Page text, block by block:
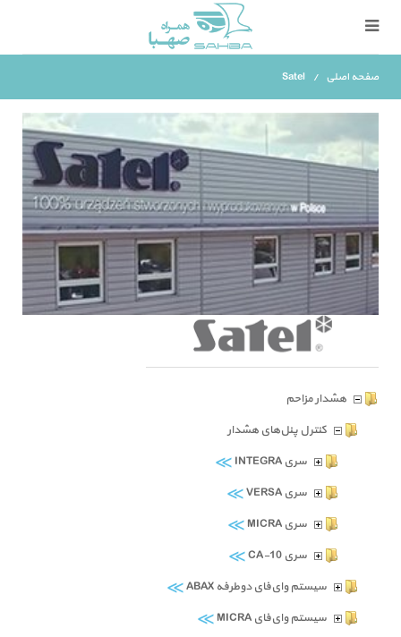
صفحه اصلی Satel
هشدار مزاحم
کنترل پنل‌های هشدار
سری INTEGRA
≫
سری VERSA ≫
سری MICRA ≫
سری CA-10 ≫
سیستم وای‌فای دوطرفه ABAX ≫
سیستم وای‌فای MICRA ≫